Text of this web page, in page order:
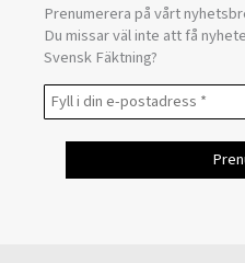
Prenumerera på vårt
Du missar väl inte att få
Svensk Fäktning?